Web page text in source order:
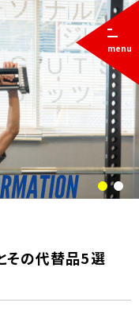
1 2
menu
その代替品5選